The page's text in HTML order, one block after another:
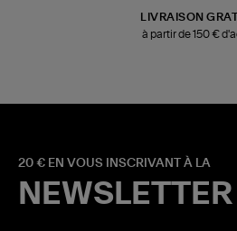
LIVRAISON
à partir de 150 €
20 € EN VOUS INSCRIVANT À LA
NEWSLETTER